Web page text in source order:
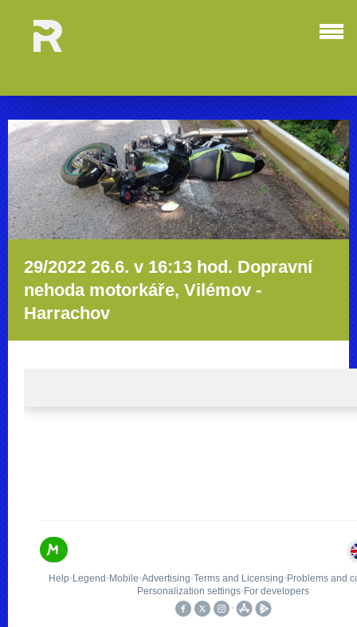
29/2022 26.6. v 16:13 hod. Dopravní
nehoda motorkáře, Vilémov -
Harrachov